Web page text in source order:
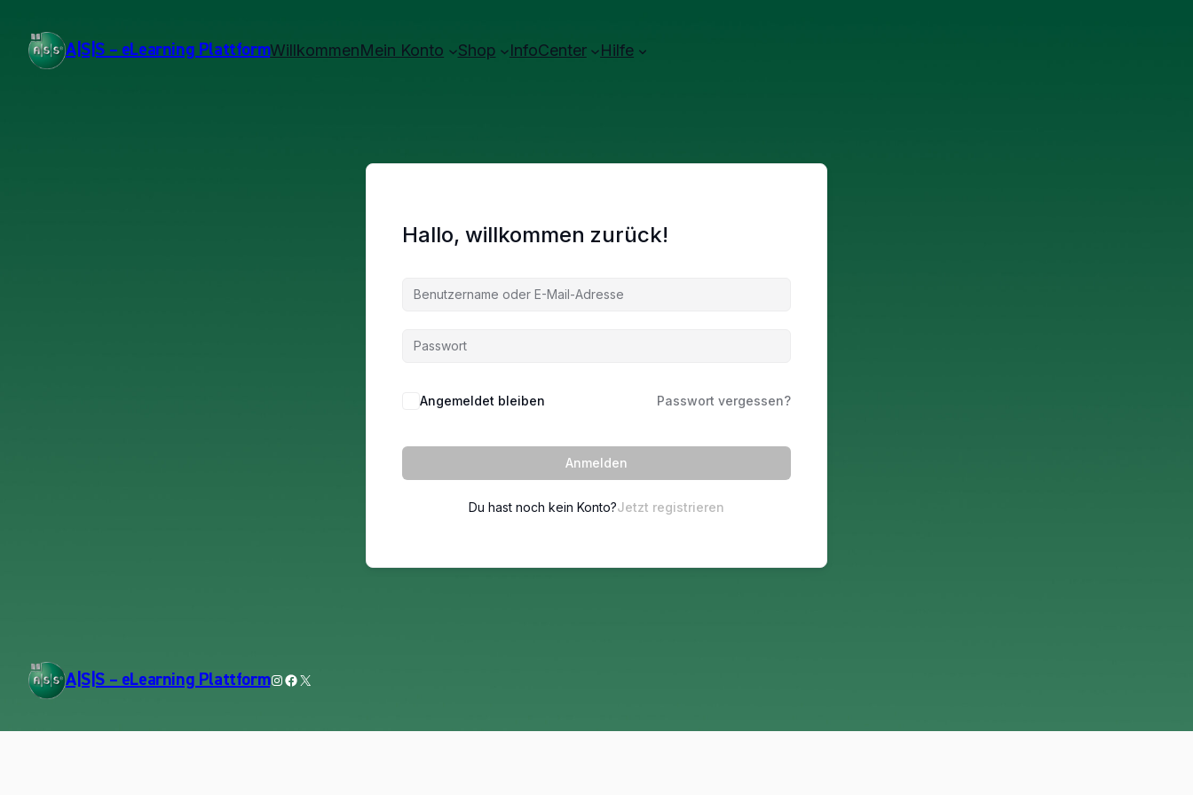
A|S|S – eLearning PlattformWillkommenMein Konto Shop InfoCenter Hilfe
Hallo, willkommen zurück!
Angemeldet bleiben Passwort vergessen?
Anmelden
Du hast noch kein Konto?Jetzt registrieren
A|S|S – eLearning PlattformInstagram
Facebook
X